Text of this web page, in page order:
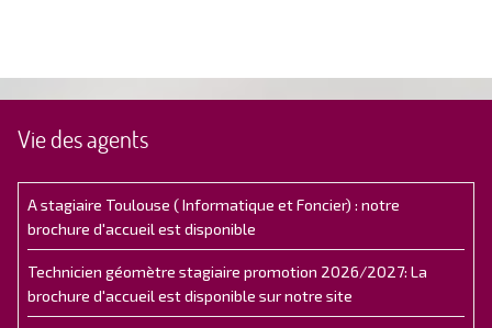
Vie des agents
A stagiaire Toulouse ( Informatique et Foncier) : notre
brochure d'accueil est disponible
Technicien géomètre stagiaire promotion 2026/2027: La
brochure d'accueil est disponible sur notre site